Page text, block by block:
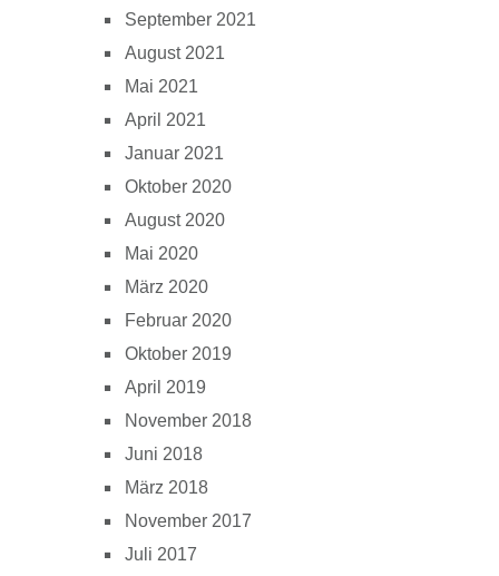
September 2021
August 2021
Mai 2021
April 2021
Januar 2021
Oktober 2020
August 2020
Mai 2020
März 2020
Februar 2020
Oktober 2019
April 2019
November 2018
Juni 2018
März 2018
November 2017
Juli 2017